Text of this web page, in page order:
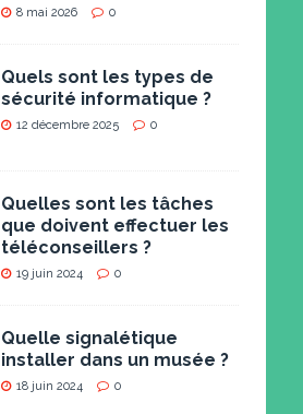
8 mai 2026 0
Quels sont les types de
sécurité informatique ?
12 décembre 2025 0
Quelles sont les tâches
que doivent effectuer les
téléconseillers ?
19 juin 2024 0
Quelle signalétique
installer dans un musée ?
18 juin 2024 0